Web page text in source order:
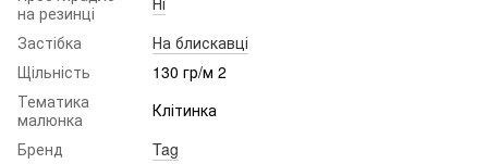
на резинці
Застібка
На блискавці
Щільність
130 гр/м 2
Тематика
малюнка
Клітинка
Бренд
Tag